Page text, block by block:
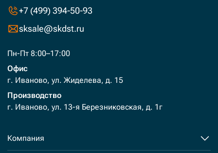
+7 (499) 394-50-93
sksale@skdst.ru
Пн-Пт 8:00–17:00
Офис
г. Иваново, ул. Жиделева, д. 15
Производство
г. Иваново, ул. 13-я Березниковская, д. 1г
Компания